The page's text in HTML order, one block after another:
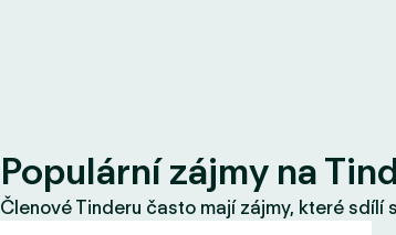
Populární zájmy na
Členové Tinderu často mají zájmy, které sdílí